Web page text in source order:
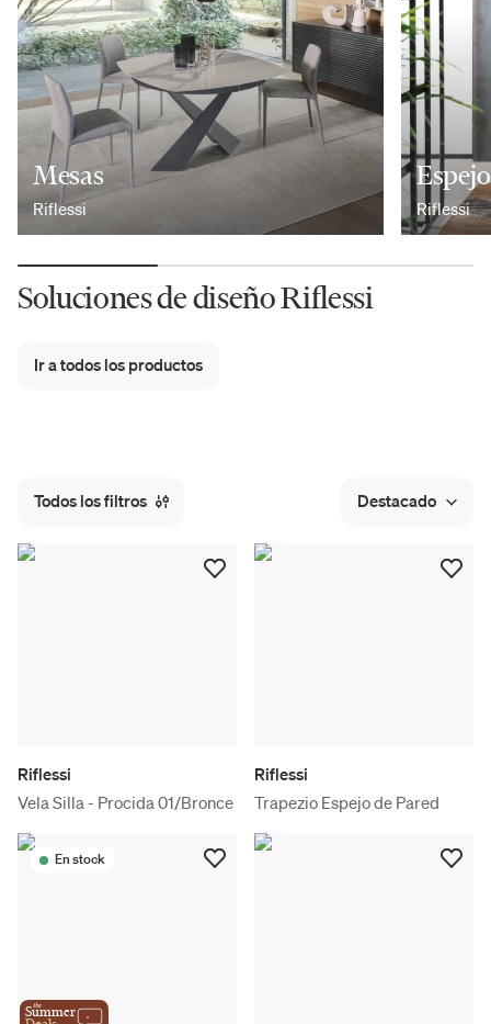
Soluciones de diseño Riflessi
Ir a todos los productos
Mesas
Riflessi Riflessi
Todos los filtros Destacado
Riflessi
Vela Silla - Procida 01/Bronce
Riflessi
Trapezio Espejo de Pared
En stock
the
Summer